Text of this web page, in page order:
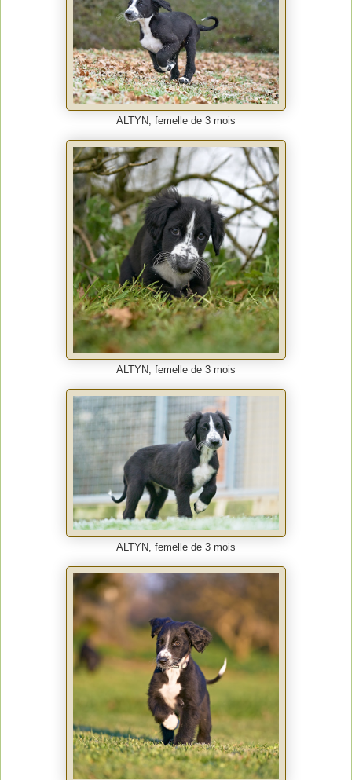
ALTYN, femelle de 3 mois
ALTYN, femelle de 3 mois
ALTYN, femelle de 3 mois